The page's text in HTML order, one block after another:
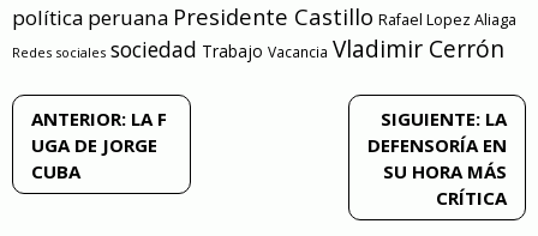
política peruana Presidente Castillo Rafael Lopez Aliaga
Redes sociales sociedad Trabajo Vacancia Vladimir Cerrón
Navegación
de
entradas
ANTERIOR: LA F
UGA DE JORGE
CUBA
SIGUIENTE: LA
DEFENSORÍA EN
SU HORA MÁS
CRÍTICA